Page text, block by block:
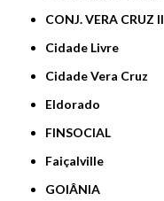
CONJ. VERA CRUZ II
Cidade Livre
Cidade Vera Cruz
Eldorado
FINSOCIAL
Faiçalville
GOIÂNIA